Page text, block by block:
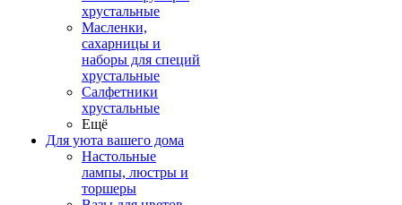
хрустальные
Масленки,
сахарницы и
наборы для специй
хрустальные
Салфетники
хрустальные
Ещё
Для уюта вашего дома
Настольные
лампы, люстры и
торшеры